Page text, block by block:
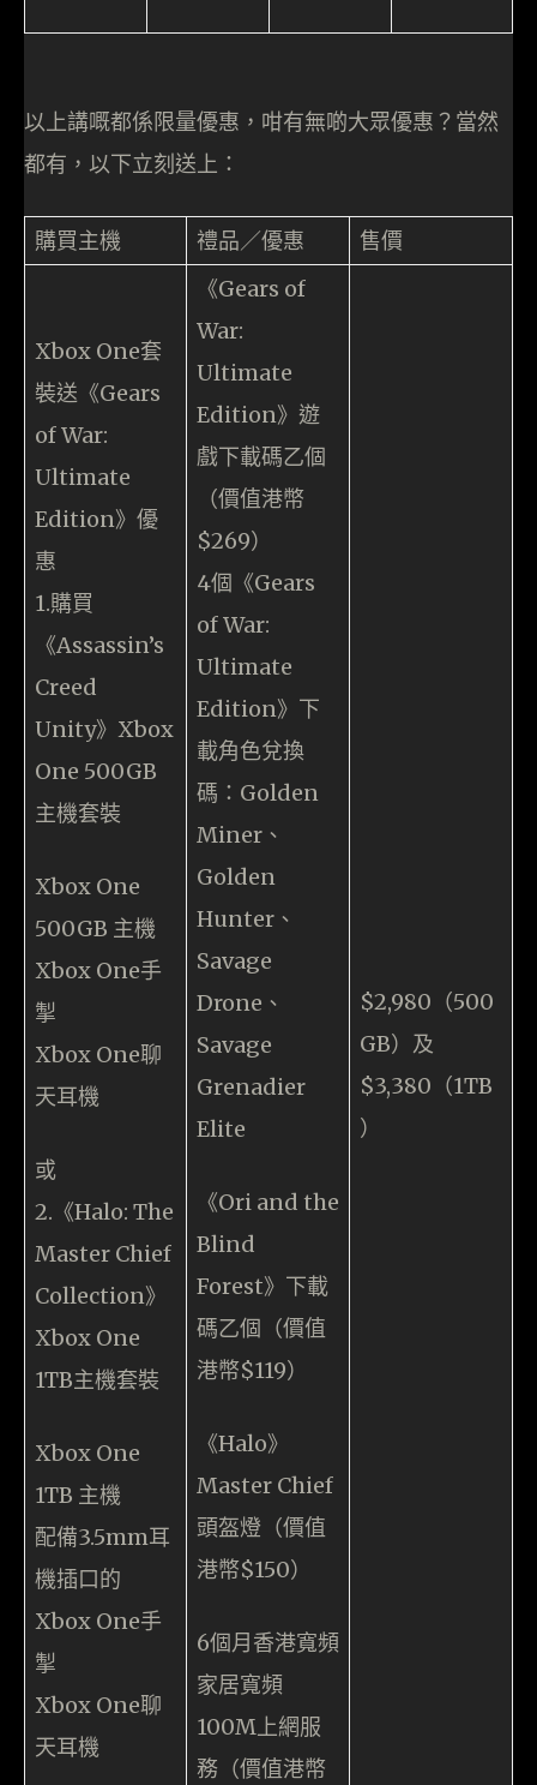
以上講嘅都係限量優惠，咁有無啲大眾優惠？當然
都有，以下立刻送上：
購買主機 禮品／優惠 售價
Xbox One套
裝送《Gears
of War:
Ultimate
Edition》優
惠
1.購買
《Assassin’s
Creed
Unity》Xbox
One 500GB
主機套裝
Xbox One
500GB 主機
Xbox One手
掣
Xbox One聊
天耳機
或
2.《Halo: The
Master Chief
Collection》
Xbox One
1TB主機套裝
Xbox One
1TB 主機
配備3.5mm耳
機插口的
Xbox One手
掣
Xbox One聊
天耳機
《Gears of
War:
Ultimate
Edition》遊
戲下載碼乙個
（價值港幣
$269）
4個《Gears
of War:
Ultimate
Edition》下
載角色兌換
碼：Golden
Miner、
Golden
Hunter、
Savage
Drone、
Savage
Grenadier
Elite
《Ori and the
Blind
Forest》下載
碼乙個（價值
港幣$119）
《Halo》
Master Chief
頭盔燈（價值
港幣$150）
6個月香港寬頻
家居寬頻
100M上網服
務（價值港幣
$2,980（500
GB）及
$3,380（1TB
）